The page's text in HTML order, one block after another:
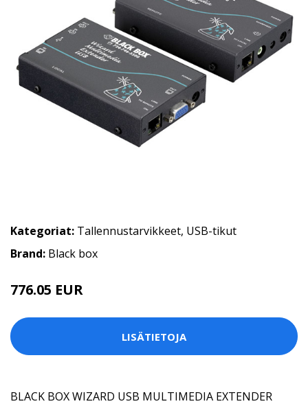
Kategoriat: Tallennustarvikkeet, USB-tikut
Brand: Black box
776.05 EUR
LISÄTIETOJA
BLACK BOX WIZARD USB MULTIMEDIA EXTENDER